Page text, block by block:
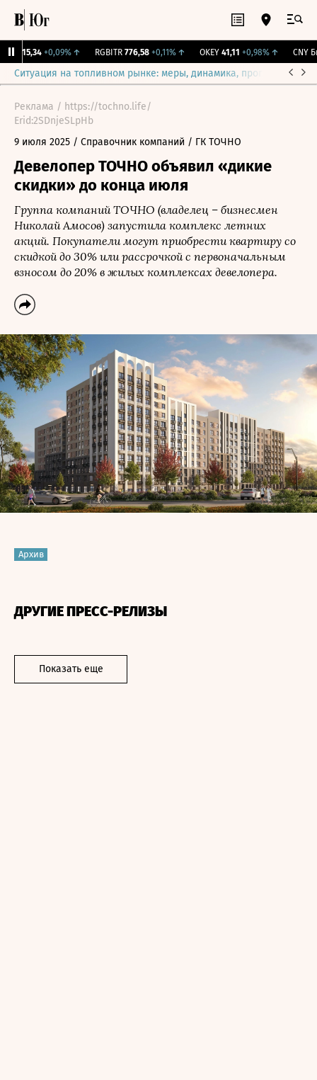
115,34 +0,09%↑ RGBITR 776,58 +0,11% ↑ OKEY 41,11 +0,98%↑ CNY
Ситуация на топливном рынке: меры, динамика, прогнозы
Реклама / https://tochno.life/
Erid:2SDnjeSLpHb
9 июля 2025 / Справочник компаний / ГК ТОЧНО
Девелопер ТОЧНО объявил «дикие
скидки» до конца июля
Группа компаний ТОЧНО (владелец – бизнесмен
Николай Амосов) запустила комплекс летних
акций. Покупатели могут приобрести квартиру со
скидкой до 30% или рассрочкой с первоначальным
взносом до 20% в жилых комплексах девелопера.
Архив
ДРУГИЕ ПРЕСС-РЕЛИЗЫ
Показать еще